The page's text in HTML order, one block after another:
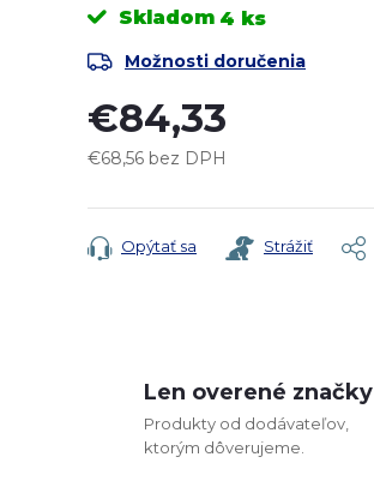
Skladom 4 ks
Možnosti doručenia
€84,33
€68,56 bez DPH
cena:
Opýtať sa Strážiť
Len overené značky
Produkty od dodávateľov,
ktorým dôverujeme.